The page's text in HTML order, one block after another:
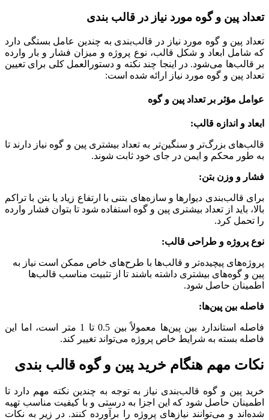
تعداد پین و گوه مورد نیاز در قالب بندی
تعداد پین و گوه مورد نیاز در قالب‌بندی به چندین عامل بستگی دارد
که شامل ابعاد و شکل قالب، نوع پروژه و میزان فشار و بار وارده
بر قالب‌ها می‌شود. در اینجا چند نکته و دستورالعمل کلی برای تعیین
تعداد پین و گوه مورد نیاز ارائه شده است:
عوامل مؤثر بر تعداد پین و گوه
ابعاد و اندازه قالب:
قالب‌های بزرگ‌تر و سنگین‌تر به تعداد بیشتری پین و گوه نیاز دارند تا
به طور محکم و ایمن در جای خود ثابت شوند.
فشار و وزن بتن:
برای قالب‌بندی دیوارها و سازه‌های بتنی با ارتفاع زیاد یا بتن با تراکم
بالا، باید از تعداد بیشتری پین و گوه استفاده شود تا بتوان فشار وارده
را تحمل کرد.
نوع پروژه و طراحی قالب:
پروژه‌های پیچیده‌تر و قالب‌ها با طرح‌های خاص ممکن است نیاز به
پین و گوه‌های بیشتری داشته باشند تا از تثبیت مناسب قالب‌ها
اطمینان حاصل شود.
فاصله بین پین‌ها:
فاصله استاندارد بین پین‌ها معمولاً بین 0.5 تا 1 متر است، اما این
فاصله بسته به شرایط خاص پروژه می‌تواند تغییر کند.
نکات مهم هنگام خرید پین و گوه قالب بندی
خرید پین و گوه قالب‌بندی نیاز به توجه به چندین نکته مهم دارد تا
اطمینان حاصل شود که این اجزا به درستی و با کیفیت مناسب تهیه
شده‌اند و می‌توانند نیازهای پروژه را برآورده کنند. در زیر به نکات